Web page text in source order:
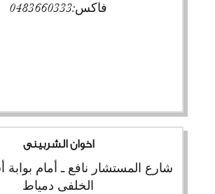
فاكس:0483660333
اخوان الشربينى
شارع المستشار نافع ـ أمام بوابة
الخلفى دمياط